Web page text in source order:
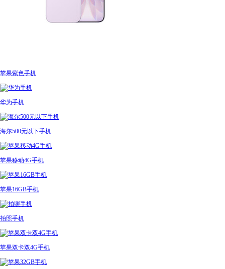
苹果紫色手机
华为手机
海尔500元以下手机
苹果移动4G手机
苹果16GB手机
拍照手机
苹果双卡双4G手机